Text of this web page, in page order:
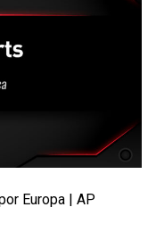
Europa | AP